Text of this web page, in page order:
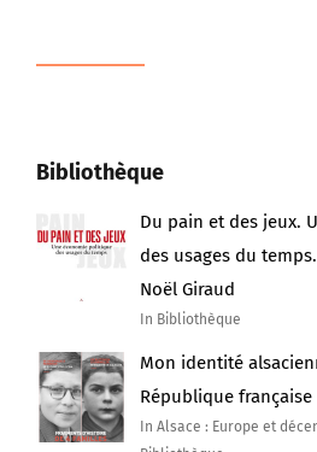
Bibliothèque
Du pain et des jeux.
des usages du
Noël Giraud
In Bibliothèque
Mon identité
République française
In Alsace : Europe et